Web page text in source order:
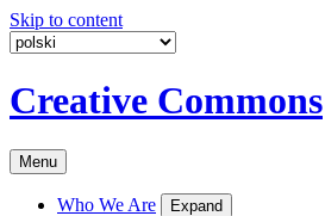
Skip to content
Creative Commons
Menu
Who We Are Expand